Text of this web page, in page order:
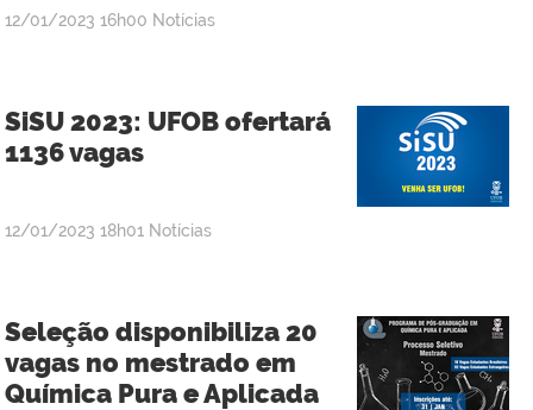
publicado
12/01/2023 16h00 Notícias
SiSU 2023: UFOB ofertará
1136 vagas
publicado
12/01/2023 18h01 Notícias
Seleção disponibiliza 20
vagas no mestrado em
Química Pura e Aplicada